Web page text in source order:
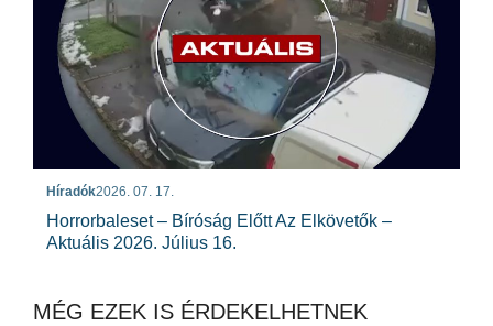
Híradók2026. 07. 17.
Horrorbaleset – Bíróság Előtt Az Elkövetők –
Aktuális 2026. Július 16.
MÉG EZEK IS ÉRDEKELHETNEK